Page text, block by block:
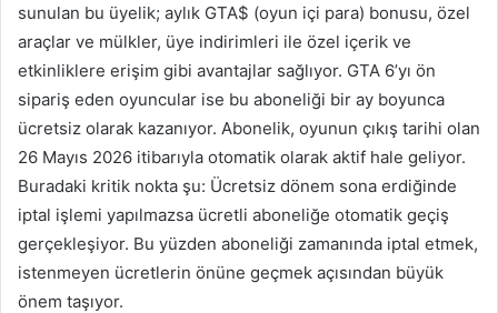
sunulan bu üyelik; aylık GTA$ (oyun içi para) bonusu, özel
araçlar ve mülkler, üye indirimleri ile özel içerik ve
etkinliklere erişim gibi avantajlar sağlıyor. GTA 6’yı ön
sipariş eden oyuncular ise bu aboneliği bir ay boyunca
ücretsiz olarak kazanıyor. Abonelik, oyunun çıkış tarihi olan
26 Mayıs 2026 itibarıyla otomatik olarak aktif hale geliyor.
Buradaki kritik nokta şu: Ücretsiz dönem sona erdiğinde
iptal işlemi yapılmazsa ücretli aboneliğe otomatik geçiş
gerçekleşiyor. Bu yüzden aboneliği zamanında iptal etmek,
istenmeyen ücretlerin önüne geçmek açısından büyük
önem taşıyor.